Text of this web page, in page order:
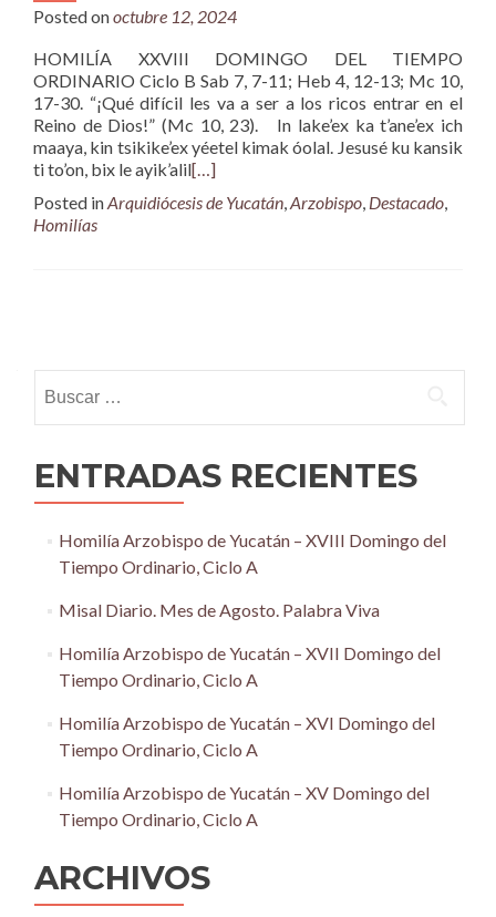
Posted onoctubre 12, 2024
HOMILÍA XXVIII DOMINGO DEL TIEMPO
ORDINARIO Ciclo B Sab 7, 7-11; Heb 4, 12-13; Mc 10,
17-30. “¡Qué difícil les va a ser a los ricos entrar en el
Reino de Dios!” (Mc 10, 23). In lake’ex ka t’ane’ex ich
maaya, kin tsikike’ex yéetel kimak óolal. Jesusé ku kansik
ti to’on, bix le ayik’alil[…]
Posted inArquidiócesis de Yucatán,Arzobispo, Destacado,
Homilías
navigation
ENTRADAS RECIENTES
Homilía Arzobispo de Yucatán – XVIII Domingo del
Tiempo Ordinario, Ciclo A
Misal Diario. Mes de Agosto. Palabra Viva
Homilía Arzobispo de Yucatán – XVII Domingo del
Tiempo Ordinario, Ciclo A
Homilía Arzobispo de Yucatán – XVI Domingo del
Tiempo Ordinario, Ciclo A
Homilía Arzobispo de Yucatán – XV Domingo del
Tiempo Ordinario, Ciclo A
ARCHIVOS